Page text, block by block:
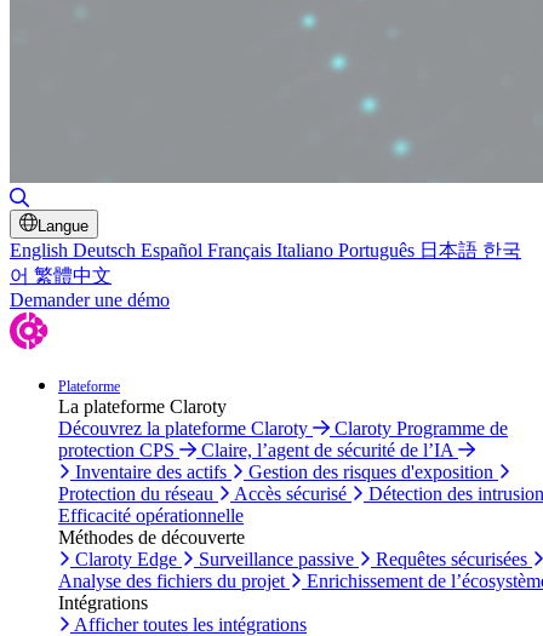
Langue
English Deutsch Español Français Italiano Português 日本語 한국
어 繁體中文
Demander une démo
Plateforme
La plateforme Claroty
Découvrez la plateforme Claroty
Claroty Programme de
protection CPS
Claire, l’agent de sécurité de l’IA
Inventaire des actifs
Gestion des risques d'exposition
Protection du réseau
Accès sécurisé
Détection des
Efficacité opérationnelle
Méthodes de découverte
Claroty Edge
Surveillance passive
Requêtes sécurisées
Analyse des fichiers du projet
Enrichissement de
Intégrations
Afficher toutes les intégrations